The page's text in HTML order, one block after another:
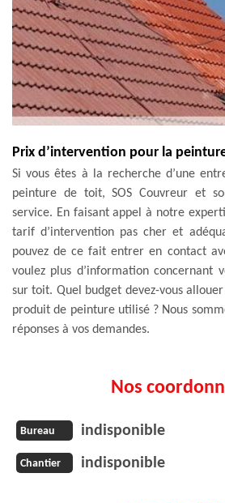
Prix d’intervention pour la
Si vous êtes à la recherche d’une
peinture de toit, SOS Couvreur et
service. En faisant appel à notre
tarif d’intervention pas cher et
pouvez de ce fait entrer en contact
voulez plus d’information concernant
sur toit. Quel budget devez-vous
produit de peinture utilisé ? Nous
réponses à vos demandes.
Nos
Bureau indisponible
Chantier indisponible